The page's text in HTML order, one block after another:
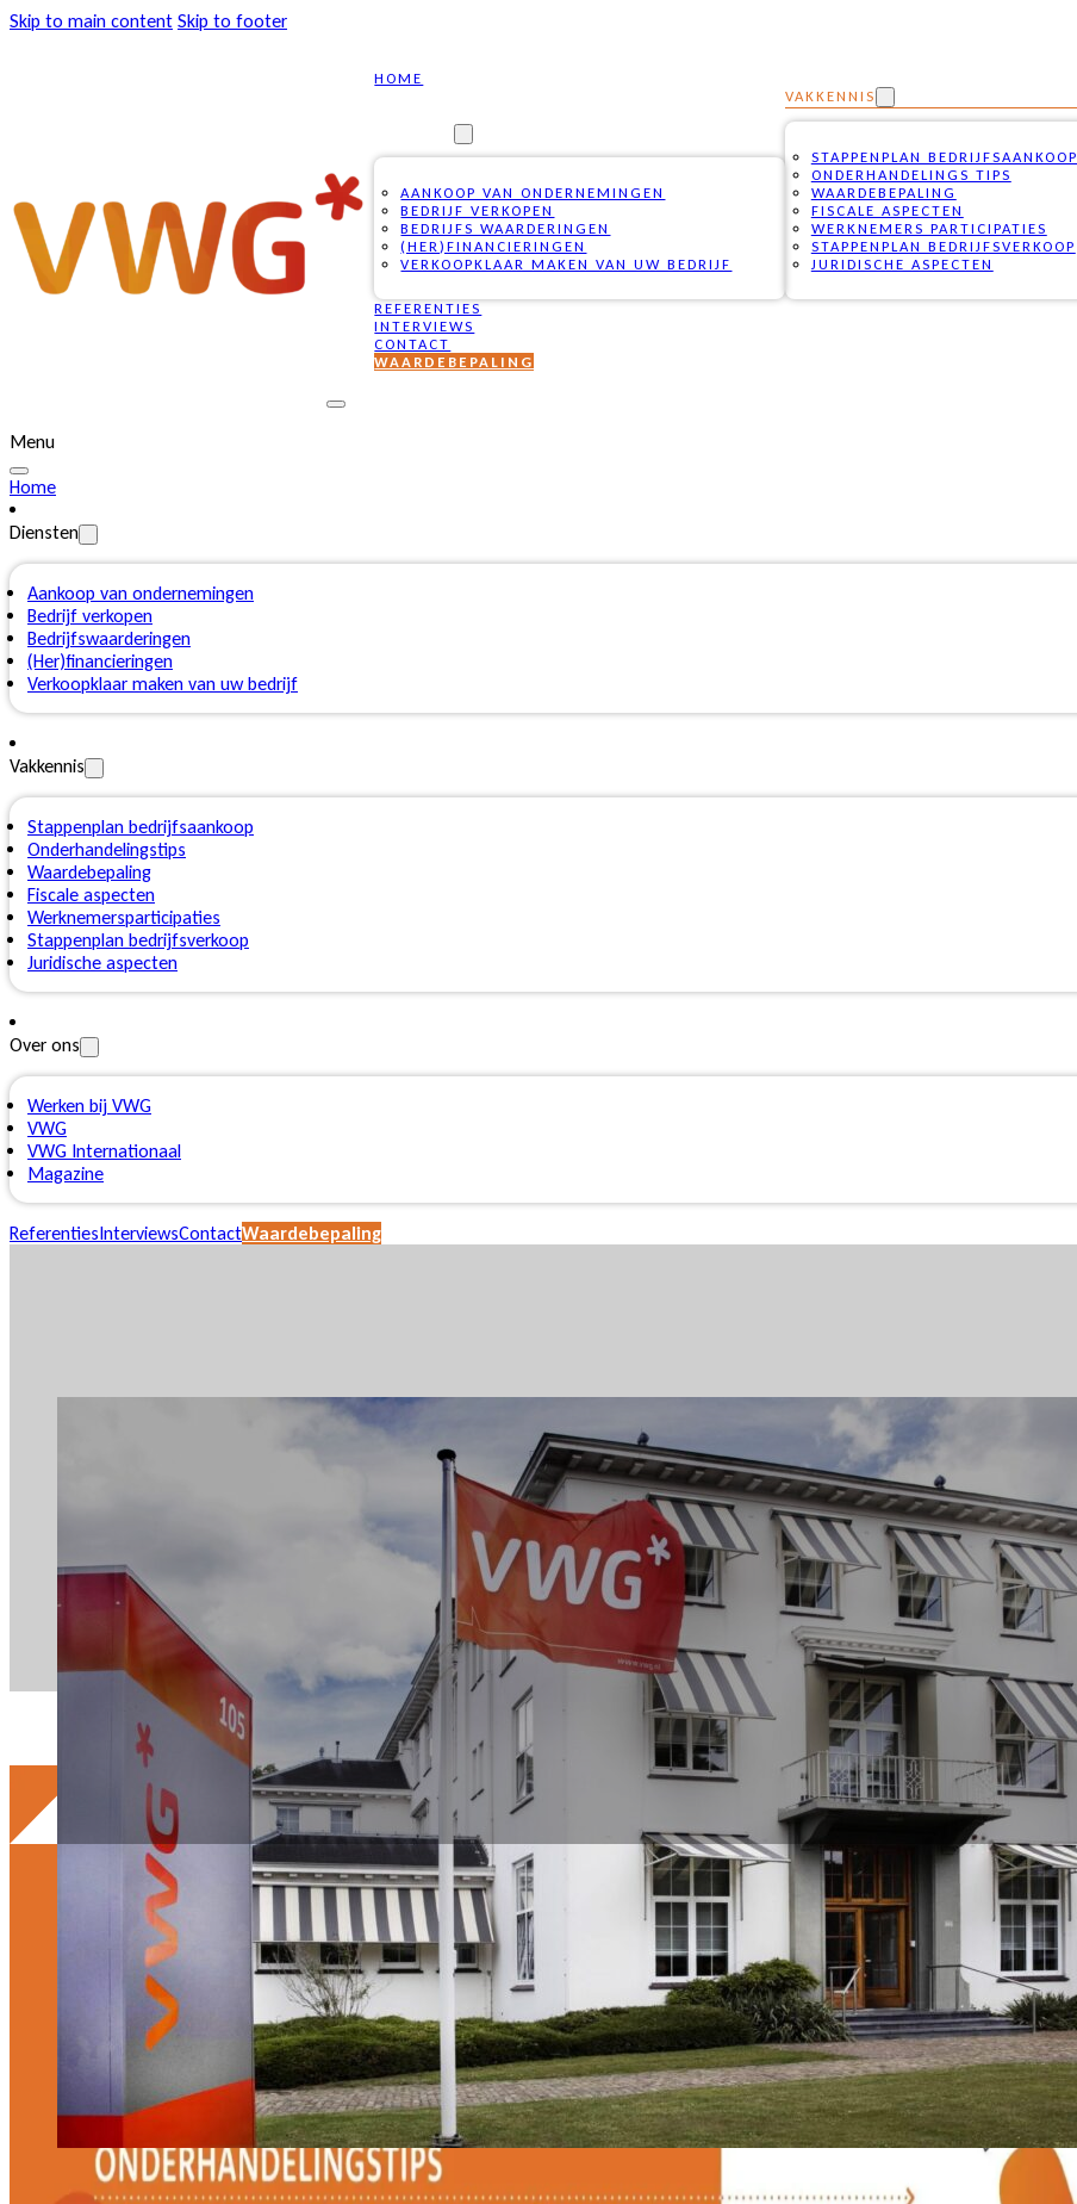
Skip to main content Skip to footer
HOME
DIENSTEN
AANKOOP VAN ONDERNEMINGEN
BEDRIJF VERKOPEN
BEDRIJFS WAARDERINGEN
(HER)FINANCIERINGEN
VERKOOPKLAAR MAKEN VAN UW BEDRIJF
VAKKENNIS
STAPPENPLAN BEDRIJFSAANKOOP
ONDERHANDELINGS TIPS
WAARDEBEPALING
FISCALE ASPECTEN
WERKNEMERS PARTICIPATIES
STAPPENPLAN BEDRIJFSVERKOOP
JURIDISCHE ASPECTEN
REFERENTIES
INTERVIEWS
CONTACT
WAARDEBEPALING
Menu
Home
Diensten
Aankoop van ondernemingen
Bedrijf verkopen
Bedrijfswaarderingen
(Her)financieringen
Verkoopklaar maken van uw bedrijf
Vakkennis
Stappenplan bedrijfsaankoop
Onderhandelingstips
Waardebepaling
Fiscale aspecten
Werknemersparticipaties
Stappenplan bedrijfsverkoop
Juridische aspecten
Over ons
Werken bij VWG
VWG
VWG Internationaal
Magazine
ReferentiesInterviewsContactWaardebepaling
Onderhandelingstips